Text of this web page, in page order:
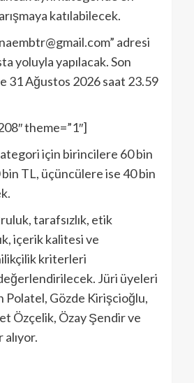
katılabilecek.
adresi
yoluyla yapılacak. Son
31 Ağustos 2026 saat 23.59
theme=”1″]
için birincilere 60 bin
TL, üçüncülere ise 40 bin
tarafsızlık, etik
içerik kalitesi ve
kriterleri
Jüri üyeleri
Polatel, Gözde Kirişcioğlu,
Özçelik, Özay Şendir ve